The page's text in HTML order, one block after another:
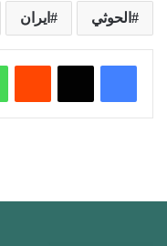
الحوثي ايران